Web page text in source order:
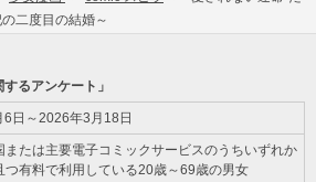
二度目の結婚～
るアンケート」
日～2026年3月18日
または主要電子コミックサービスのうちいずれか
つ有料で利用している20歳～69歳の男女